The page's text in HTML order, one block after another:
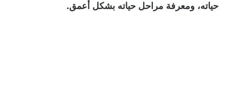
حياته، ومعرفة مراحل حياته بشكل أعمق.